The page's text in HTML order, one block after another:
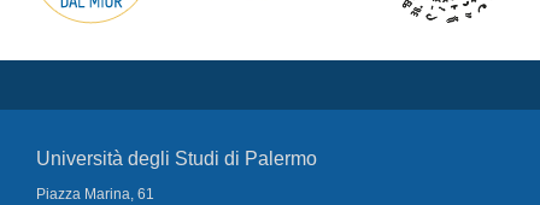
Università degli Studi di Palermo
Piazza Marina, 61